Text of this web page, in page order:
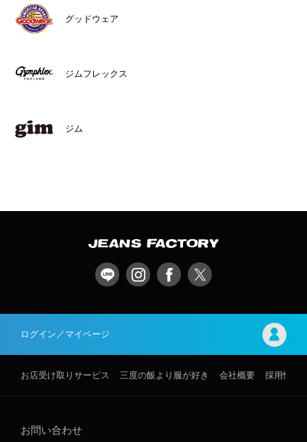
グッドウェア
ジムフレックス
ジム
ログイン／マイページ
お店受け取りサービス 三度の飯より服が好き 会社概要 採用情報
お問い合わせ